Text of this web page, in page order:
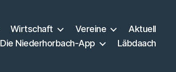
Wirtschaft Vereine
Aktuell
Die Niederhorbach-App
Läbdaach